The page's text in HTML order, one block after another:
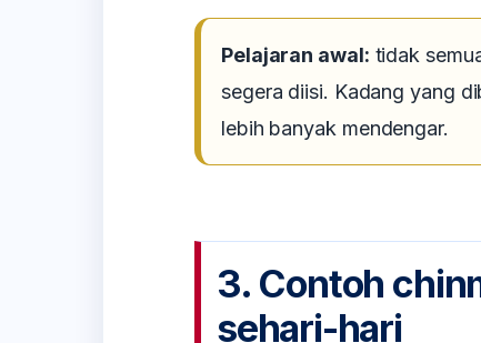
Pelajaran awal: tidak
segera diisi. Kadang yang
lebih banyak mendengar.
3. Contoh
sehari-hari